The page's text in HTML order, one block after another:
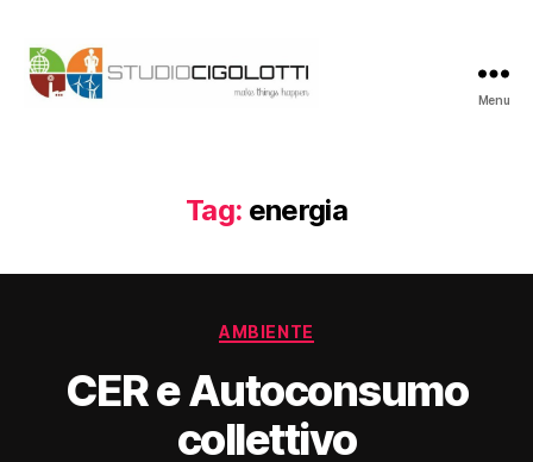
Menu
Tag: energia
Categorie
AMBIENTE
CER e Autoconsumo
collettivo